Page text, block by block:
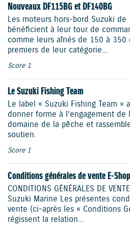
Nouveaux DF115BG et DF140BG
Les moteurs hors-bord Suzuki
bénéficient à leur tour de
comme leurs aînés de 150 à 350
premiers de leur catégorie...
Score 1
Le Suzuki Fishing Team
Le label « Suzuki Fishing Team »
donner forme à l’engagement de
domaine de la pêche et
soutien.
Score 1
Conditions générales de vente E-Shop
CONDITIONS GÉNÉRALES DE
Suzuki Marine Les présentes
vente (ci-après les « Conditions
régissent la relation...